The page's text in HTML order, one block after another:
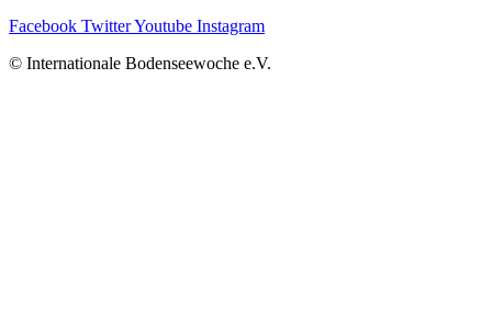
Facebook TwitterYoutube Instagram
© Internationale Bodenseewoche e.V.